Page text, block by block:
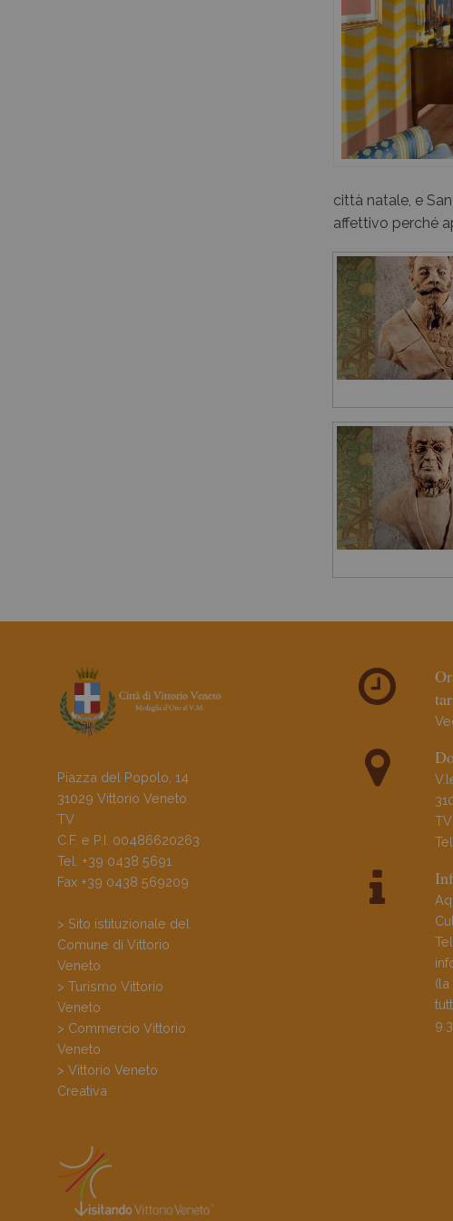
città natale, e
affettivo perché
Piazza del Popolo, 14
31029 Vittorio Veneto
TV
C.F. e P.I. 00486620263
Tel. +39 0438 5691
Fax +39 0438 569209
> Sito istituzionale del
Comune di Vittorio
Veneto
> Turismo Vittorio
Veneto
> Commercio Vittorio
Veneto
> Vittorio Veneto
Creativa
TV